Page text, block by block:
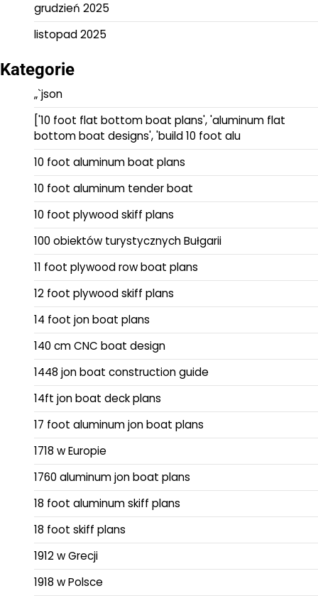
grudzień 2025
listopad 2025
Kategorie
„`json
['10 foot flat bottom boat plans', 'aluminum flat
bottom boat designs', 'build 10 foot alu
10 foot aluminum boat plans
10 foot aluminum tender boat
10 foot plywood skiff plans
100 obiektów turystycznych Bułgarii
11 foot plywood row boat plans
12 foot plywood skiff plans
14 foot jon boat plans
140 cm CNC boat design
1448 jon boat construction guide
14ft jon boat deck plans
17 foot aluminum jon boat plans
1718 w Europie
1760 aluminum jon boat plans
18 foot aluminum skiff plans
18 foot skiff plans
1912 w Grecji
1918 w Polsce